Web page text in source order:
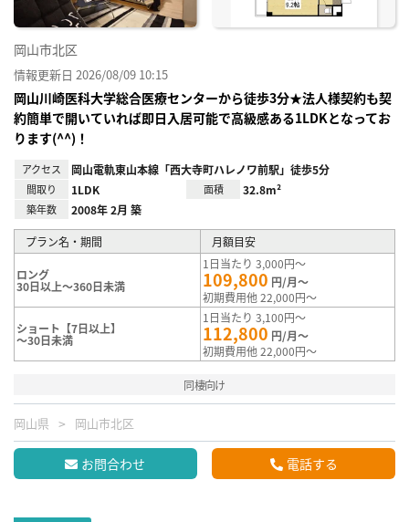
岡山市北区
情報更新日 2026/08/09 10:15
岡山川崎医科大学総合医療センターから徒歩3分★法人様契約も契
約簡単で開いていれば即日入居可能で高級感ある1LDKとなってお
ります(^^)！
アクセス 岡山電軌東山本線「西大寺町ハレノワ前駅」徒歩5分
間取り 1LDK 面積 32.8m²
築年数 2008年 2月 築
プラン名・期間 月額目安
ロング
30日以上～360日未満
1日当たり 3,000円～
109,800 円/月～
初期費用他 22,000円～
ショート【7日以上】
～30日未満
1日当たり 3,100円～
112,800 円/月～
初期費用他 22,000円～
同棲向け
岡山県 岡山市北区
お問合わせ 電話する